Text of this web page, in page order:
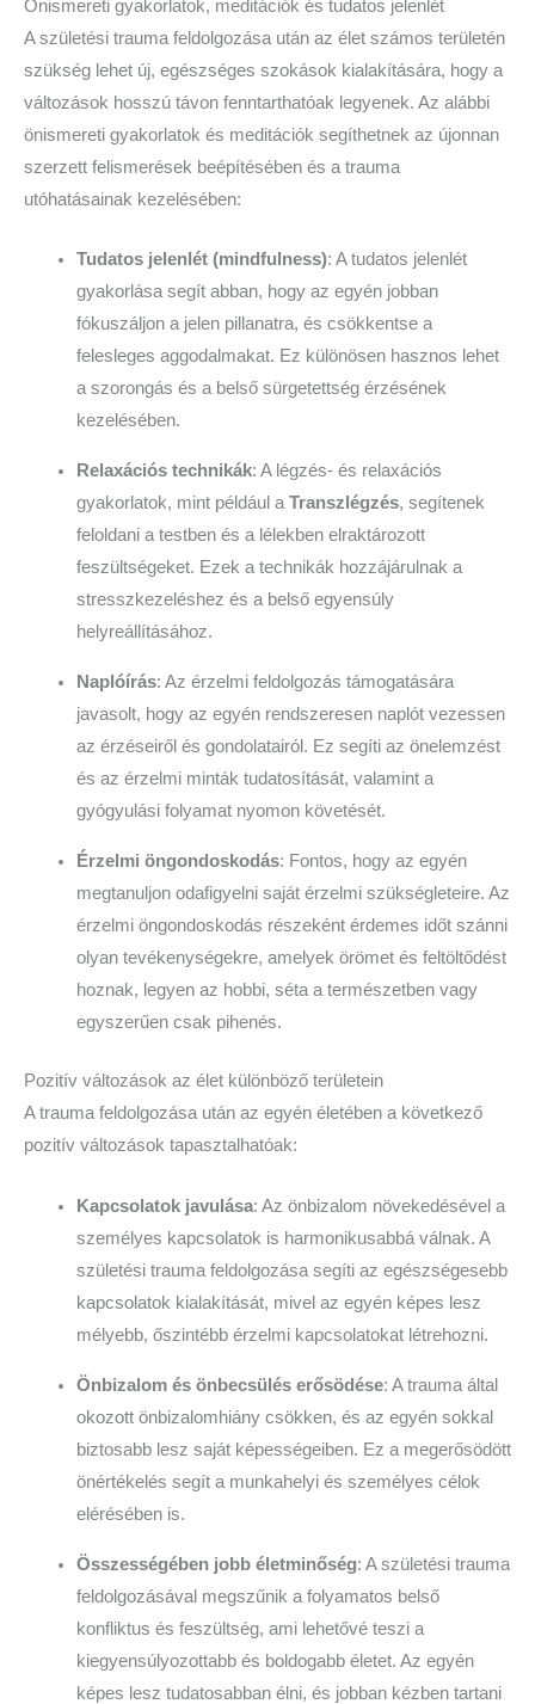
Önismereti gyakorlatok, meditációk és tudatos jelenlét
A születési trauma feldolgozása után az élet számos területén
szükség lehet új, egészséges szokások kialakítására, hogy a
változások hosszú távon fenntarthatóak legyenek. Az alábbi
önismereti gyakorlatok és meditációk segíthetnek az újonnan
szerzett felismerések beépítésében és a trauma
utóhatásainak kezelésében:
Tudatos jelenlét (mindfulness): A tudatos jelenlét
gyakorlása segít abban, hogy az egyén jobban
fókuszáljon a jelen pillanatra, és csökkentse a
felesleges aggodalmakat. Ez különösen hasznos lehet
a szorongás és a belső sürgetettség érzésének
kezelésében.
Relaxációs technikák: A légzés- és relaxációs
gyakorlatok, mint például aTranszlégzés, segítenek
feloldani a testben és a lélekben elraktározott
feszültségeket. Ezek a technikák hozzájárulnak a
stresszkezeléshez és a belső egyensúly
helyreállításához.
Naplóírás: Az érzelmi feldolgozás támogatására
javasolt, hogy az egyén rendszeresen naplót vezessen
az érzéseiről és gondolatairól. Ez segíti az önelemzést
és az érzelmi minták tudatosítását, valamint a
gyógyulási folyamat nyomon követését.
Érzelmi öngondoskodás: Fontos, hogy az egyén
megtanuljon odafigyelni saját érzelmi szükségleteire. Az
érzelmi öngondoskodás részeként érdemes időt szánni
olyan tevékenységekre, amelyek örömet és feltöltődést
hoznak, legyen az hobbi, séta a természetben vagy
egyszerűen csak pihenés.
Pozitív változások az élet különböző területein
A trauma feldolgozása után az egyén életében a következő
pozitív változások tapasztalhatóak:
Kapcsolatok javulása: Az önbizalom növekedésével a
személyes kapcsolatok is harmonikusabbá válnak. A
születési trauma feldolgozása segíti az egészségesebb
kapcsolatok kialakítását, mivel az egyén képes lesz
mélyebb, őszintébb érzelmi kapcsolatokat létrehozni.
Önbizalom és önbecsülés erősödése: A trauma által
okozott önbizalomhiány csökken, és az egyén sokkal
biztosabb lesz saját képességeiben. Ez a megerősödött
önértékelés segít a munkahelyi és személyes célok
elérésében is.
Összességében jobb életminőség: A születési trauma
feldolgozásával megszűnik a folyamatos belső
konfliktus és feszültség, ami lehetővé teszi a
kiegyensúlyozottabb és boldogabb életet. Az egyén
képes lesz tudatosabban élni, és jobban kézben tartani